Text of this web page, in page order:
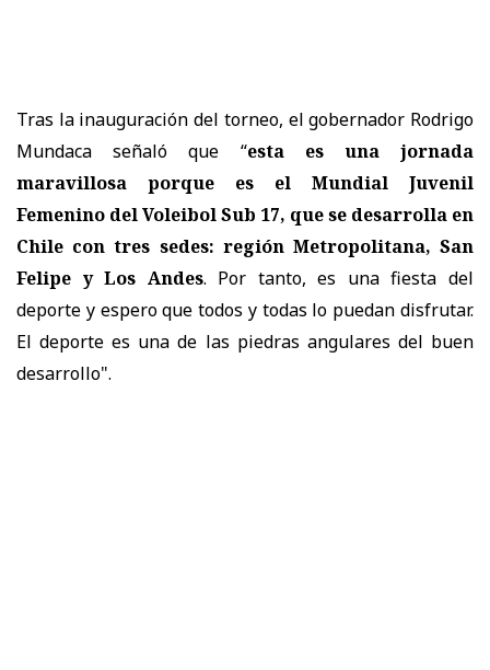
Tras la inauguración del torneo, el gobernador Rodrigo
Mundaca señaló que “esta es una jornada
maravillosa porque es el Mundial Juvenil
Femenino del Voleibol Sub 17, que se desarrolla en
Chile con tres sedes: región Metropolitana, San
Felipe y Los Andes. Por tanto, es una fiesta del
deporte y espero que todos y todas lo puedan disfrutar.
El deporte es una de las piedras angulares del buen
desarrollo".